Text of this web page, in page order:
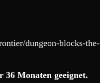
dungeon-blocks-the-
Monaten geeignet.